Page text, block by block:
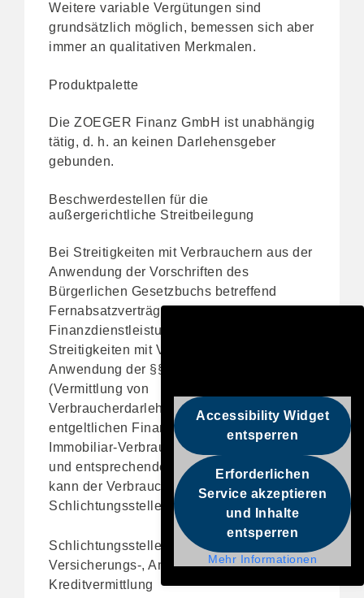
Weitere variable Vergütungen sind
grundsätzlich möglich, bemessen sich aber
immer an qualitativen Merkmalen.
Produktpalette
Die ZOEGER Finanz GmbH ist unabhängig
tätig, d. h. an keinen Darlehensgeber
gebunden.
Beschwerdestellen für die
außergerichtliche Streitbeilegung
Bei Streitigkeiten mit Verbrauchern aus der
Anwendung der Vorschriften des
Bürgerlichen Gesetzbuchs betreffend
Fernabsatzverträge über
Finanzdienstleistungen sowie bei
Streitigkeiten mit Verbrauchern aus der
Anwendung der §§ 655a – 655d BGB
(Vermittlung von
Verbraucherdarlehensverträgen und
entgeltlichen Finanzierungshilfen) oder
Immobiliar-Verbraucherdarlehensverträgen
und entsprechenden Finanzierungshilfen,
kann der Verbraucher folgende
Schlichtungsstelle kontaktieren:
Schlichtungsstelle für gewerbliche
Versicherungs-, Anlage- und
Kreditvermittlung
Accessibility Widget
entsperren
Erforderlichen
Service akzeptieren
und Inhalte
entsperren
Mehr Informationen